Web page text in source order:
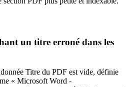
un titre erroné dans les
Titre du PDF est vide, définie
« Microsoft Word -